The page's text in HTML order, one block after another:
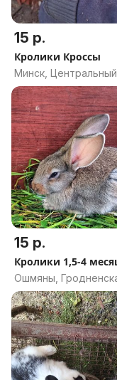
15 р.
Кролики Кроссы
Минск, Центральный
15 р.
Кролики 1,5-4
Ошмяны,
область